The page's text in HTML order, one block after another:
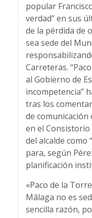
popular
verdad” en sus
de la pérdida de
sea sede del
Carreteras.
al Gobierno de
incompetencia”
tras los
de comunicación
en el Consistorio
del alcalde como
para, según
planificación
«Paco de la
Málaga no es
sencilla razón,